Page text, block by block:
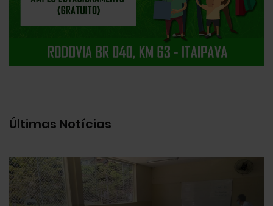
Últimas Notícias